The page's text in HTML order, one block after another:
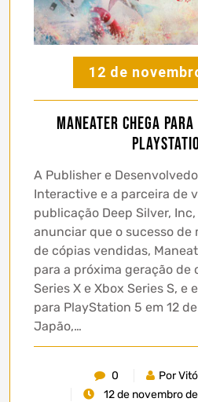
12 de
Maneater chega para
A Publisher e
Interactive e a parceira de
publicação Deep Silver,
anunciar que o sucesso de
de cópias vendidas,
para a próxima geração de
Series X e Xbox Series S, e
para PlayStation 5 em 12
Japão,…
0
Por
12 de novembro